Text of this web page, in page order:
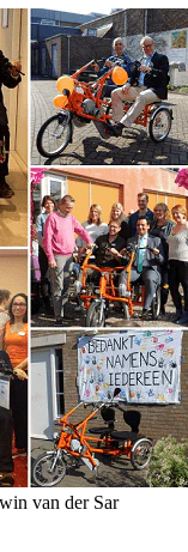
van der Sar